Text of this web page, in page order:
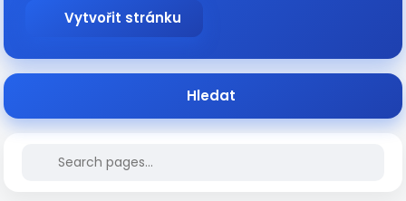
Vytvořit stránku
Hledat